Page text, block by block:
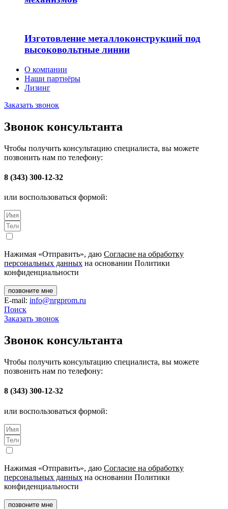
Изготовление металлоконструкций под
высоковольтные линии
О компании
Наши партнёры
Лизинг
Заказать звонок
Звонок консультанта
Чтобы получить консультацию специалиста, вы можете
позвонить нам по телефону:
8 (343) 300-12-32
или воспользоваться формой:
Нажимая «Отправить», даю Согласие на обработку
персональных данных на основании Политики
конфиденциальности
позвоните мне
E-mail: info@nrgprom.ru
Поиск
Заказать звонок
Звонок консультанта
Чтобы получить консультацию специалиста, вы можете
позвонить нам по телефону:
8 (343) 300-12-32
или воспользоваться формой:
Нажимая «Отправить», даю Согласие на обработку
персональных данных на основании Политики
конфиденциальности
позвоните мне